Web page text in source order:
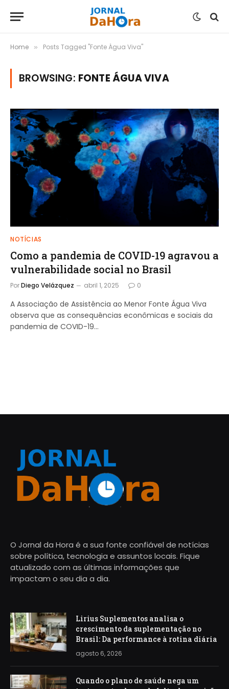
Home » Posts Tagged "Fonte Água Viva"
BROWSING: FONTE ÁGUA VIVA
NOTÍCIAS
Como a pandemia de COVID-19 agravou a
vulnerabilidade social no Brasil
PorDiego Velázquez abril 1, 2025 0
A Associação de Assistência ao Menor Fonte Água Viva
observa que as consequências econômicas e sociais da
pandemia de COVID-19…
O Jornal da Hora é a sua fonte confiável de notícias
sobre política, tecnologia e assuntos locais. Fique
atualizado com as últimas informações que
impactam o seu dia a dia.
Lirius Suplementos analisa o
crescimento da suplementação no
Brasil: Da performance à rotina diária
agosto 6, 2026
Quando o plano de saúde nega um